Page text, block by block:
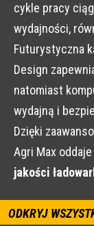
cykle pracy
wydajności,
Futurystyczna
Design
natomiast
wydajną i
Dzięki
Agri Max
jakości
ODKRYJ